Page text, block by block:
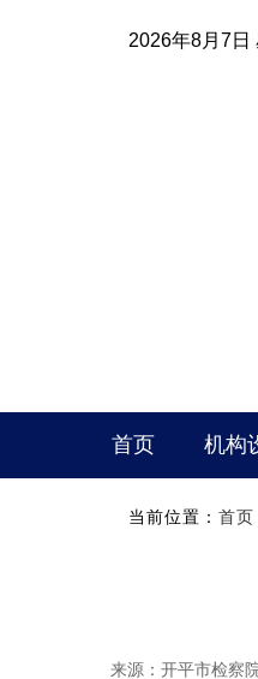
2026年8月7日
首页 机构
当前位置： 首页
来源：开平市检察